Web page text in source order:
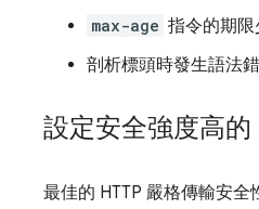
max-age 指令的期限
剖析標頭時發生語法
設定安全強度高
最佳的 HTTP 嚴格傳輸安全